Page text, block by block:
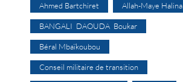
Ahmed Bartchiret Allah-Maye Halina
BANGALI DAOUDA Boukar
Béral Mbaïkoubou
Conseil militaire de transition